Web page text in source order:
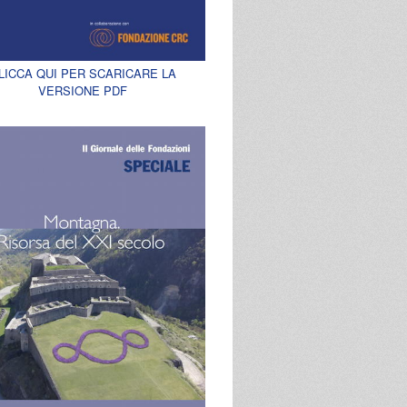
QUI PER SCARICARE LA
VERSIONE PDF